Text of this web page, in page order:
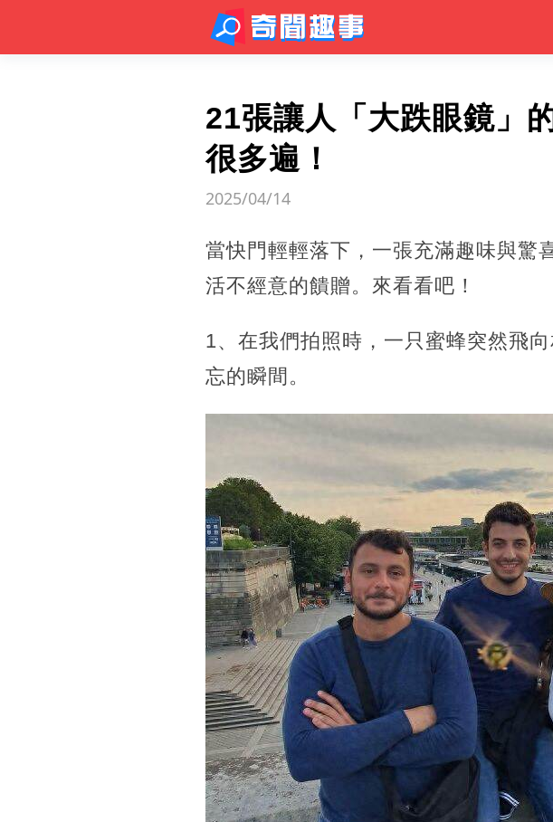
21張讓人「大跌眼鏡」
很多遍！
2025/04/14
當快門輕輕落下，一張充滿趣味與驚
活不經意的饋贈。來看看吧！
1、在我們拍照時，一只蜜蜂突然飛
忘的瞬間。